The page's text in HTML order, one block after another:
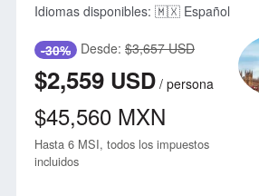
Idiomas disponibles: 🇲🇽 Español
-30% Desde: $3,657 USD
$2,559 USD / persona
$45,560 MXN
Hasta 6 MSI, todos los impuestos
incluidos